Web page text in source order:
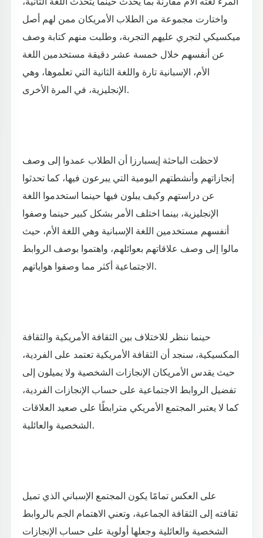
واختارت مجموعة من الطلاب الأمريكان ممن لهم أصل
ميكسيكي لتجري عليهم التجربة، وطلبت منهم كتابة وصف
عن أنفسهم خلال خمسة عشر دقيقة مستخدمين اللغة
الأم، الإسبانية تارة واللغة الثانية التي تعلموها، وهي
الإنجليزية، في المرة الأخرى.
لاحظت الباحثة إيسبارزا أن الطلاب عمدوا إلى وصف
إنجازاتهم وأنشطتهم اليومية التي يبرعون فيها، كما تحدثوا
عن دراستهم وكيف يبلون فيها حينما استخدموا اللغة
الإنجليزية، بينما اختلف الأمر بشكل كبير حينما وصفوا
أنفسهم مستخدمين اللغة الإسبانية وهي اللغة الأم، حيث
مالوا إلى وصف علاقاتهم بعوائلهم، واهتموا بوصف الروابط
الاجتماعية أكثر مما وصفوا هواياتهم.
حينما ننظر للاختلاف بين الثقافة الأمريكية والثقافة
المكسيكية، سنجد أن الثقافة الأمريكية تعتمد على الفردية،
حيث يقدس الأمريكان الإنجازات الشخصية ولا يميلون إلى
تفضيل الروابط الاجتماعية على حساب الإنجازات الفردية،
كما لا يعتبر المجتمع الأمريكي مترابطًا على صعيد العلاقات
الشخصية والعائلية.
على العكس تمامًا يكون المجتمع الإسباني الذي تميل
ثقافته إلى الثقافة الجماعية، وتعني الاهتمام الجم بالروابط
الشخصية والعائلية وجعلها أولوية على حساب الإنجازات